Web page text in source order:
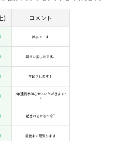
) コメント
幹事でーす
朝ラン楽しみです。
早起きします！
2年連続参加させていただきます^
^
起きれるかな〜😴
最後まで頑張ります